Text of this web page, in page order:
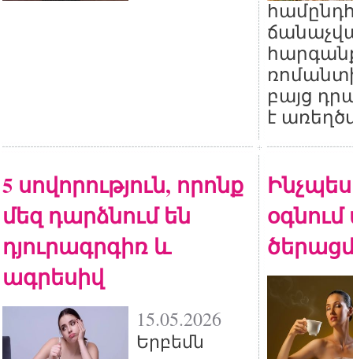
բայց
է
5 սովորություն, որոնք
մեզ դարձնում են
դյուրագրգիռ և
ագրեսիվ
15.05.2026
Երբեմն